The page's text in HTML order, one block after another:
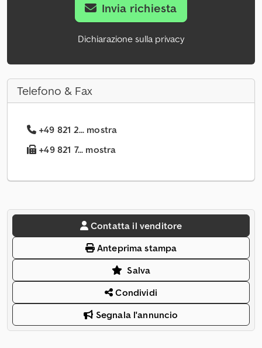
Invia richiesta
Dichiarazione sulla privacy
Telefono & Fax
+49 821 2... mostra
+49 821 7... mostra
Contatta il venditore
Anteprima stampa
Salva
Condividi
Segnala l'annuncio